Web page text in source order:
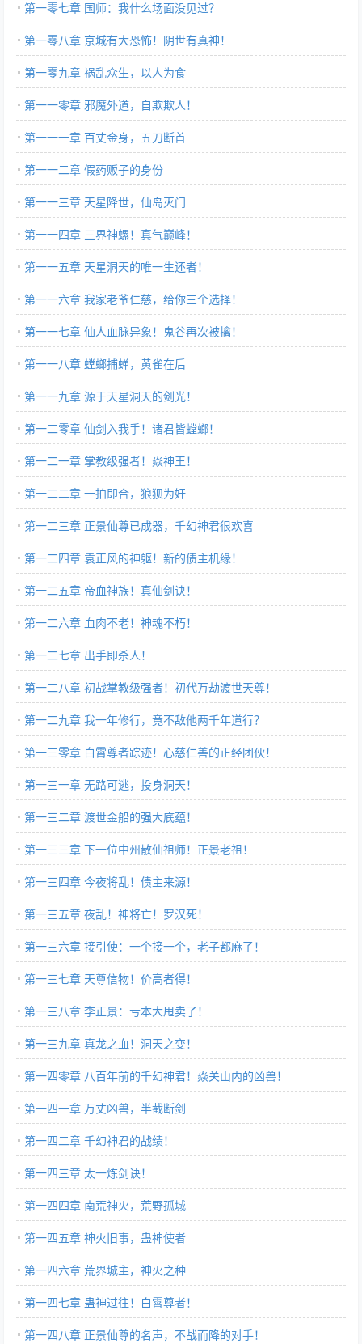
第一零七章 国师：我什么场面没见过？
第一零八章 京城有大恐怖！阴世有真神！
第一零九章 祸乱众生，以人为食
第一一零章 邪魔外道，自欺欺人！
第一一一章 百丈金身，五刀断首
第一一二章 假药贩子的身份
第一一三章 天星降世，仙岛灭门
第一一四章 三界神螺！真气巅峰！
第一一五章 天星洞天的唯一生还者！
第一一六章 我家老爷仁慈，给你三个选择！
第一一七章 仙人血脉异象！鬼谷再次被擒！
第一一八章 螳螂捕蝉，黄雀在后
第一一九章 源于天星洞天的剑光！
第一二零章 仙剑入我手！诸君皆螳螂！
第一二一章 掌教级强者！焱神王！
第一二二章 一拍即合，狼狈为奸
第一二三章 正景仙尊已成器，千幻神君很欢喜
第一二四章 袁正风的神躯！新的债主机缘！
第一二五章 帝血神族！真仙剑诀！
第一二六章 血肉不老！神魂不朽！
第一二七章 出手即杀人！
第一二八章 初战掌教级强者！初代万劫渡世天尊！
第一二九章 我一年修行，竟不敌他两千年道行？
第一三零章 白霄尊者踪迹！心慈仁善的正经团伙！
第一三一章 无路可逃，投身洞天！
第一三二章 渡世金船的强大底蕴！
第一三三章 下一位中州散仙祖师！正景老祖！
第一三四章 今夜将乱！债主来源！
第一三五章 夜乱！神将亡！罗汉死！
第一三六章 接引使：一个接一个，老子都麻了！
第一三七章 天尊信物！价高者得！
第一三八章 李正景：亏本大甩卖了！
第一三九章 真龙之血！洞天之变！
第一四零章 八百年前的千幻神君！焱关山内的凶兽！
第一四一章 万丈凶兽，半截断剑
第一四二章 千幻神君的战绩！
第一四三章 太一炼剑诀！
第一四四章 南荒神火，荒野孤城
第一四五章 神火旧事，蛊神使者
第一四六章 荒界城主，神火之种
第一四七章 蛊神过往！白霄尊者！
第一四八章 正景仙尊的名声，不战而降的对手！